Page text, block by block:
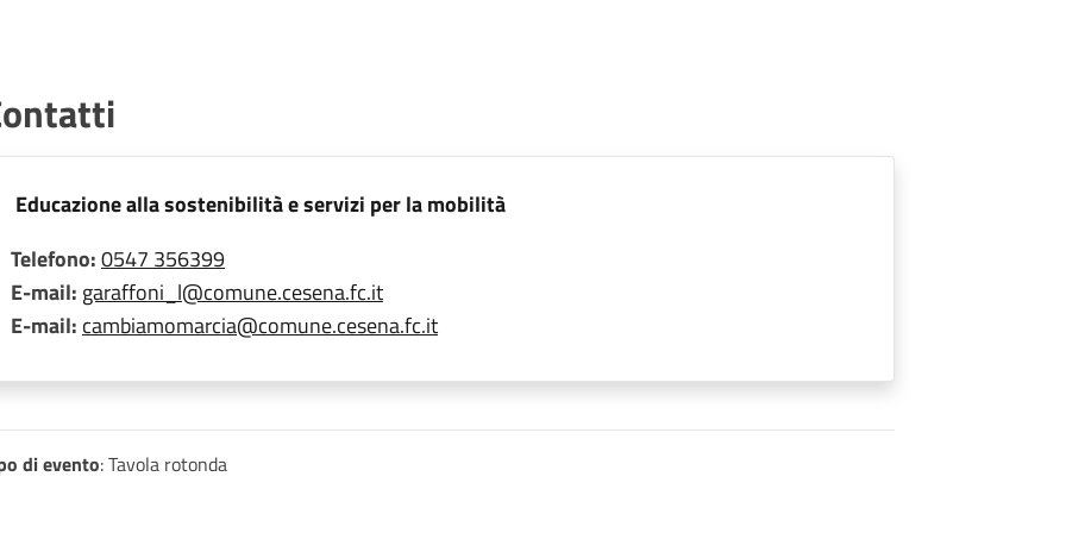
Educazione alla sostenibilità e servizi per la mobilità
Telefono:0547 356399
E-mail: garaffoni_l@comune.cesena.fc.it
E-mail: cambiamomarcia@comune.cesena.fc.it
di evento: Tavola rotonda